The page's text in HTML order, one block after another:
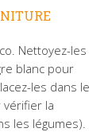
Nettoyez-les
blanc pour
les dans le
la
les légumes).